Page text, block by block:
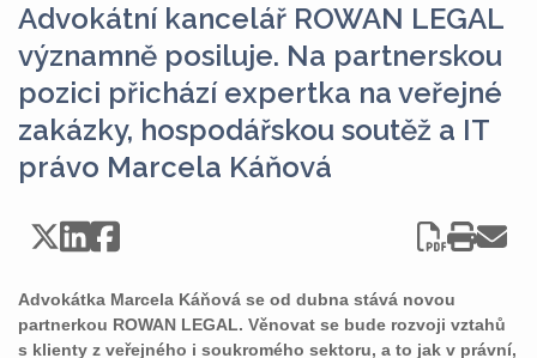
Advokátní kancelář ROWAN LEGAL
významně posiluje. Na partnerskou
pozici přichází expertka na veřejné
zakázky, hospodářskou soutěž a IT
právo Marcela Káňová
Advokátka Marcela Káňová se od dubna stává novou
partnerkou ROWAN LEGAL. Věnovat se bude rozvoji vztahů
s klienty z veřejného i soukromého sektoru, a to jak v právní,